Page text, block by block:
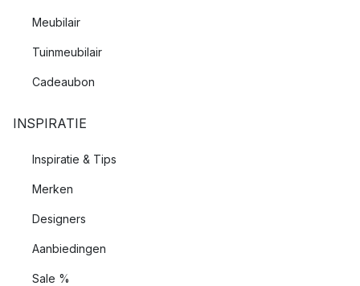
Meubilair
Tuinmeubilair
Cadeaubon
INSPIRATIE
Inspiratie & Tips
Merken
Designers
Aanbiedingen
Sale %